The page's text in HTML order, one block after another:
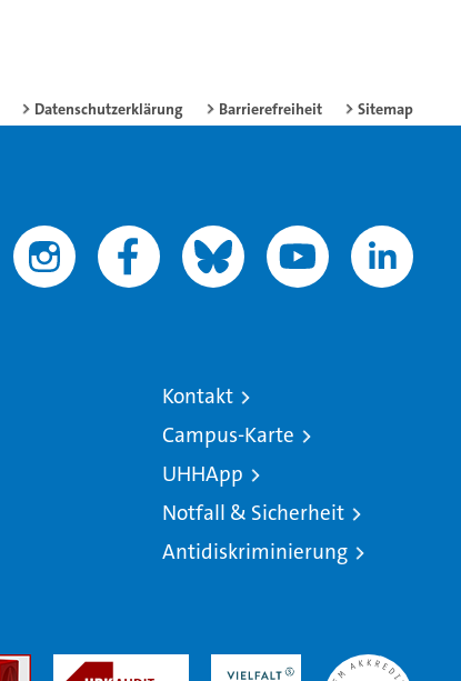
Datenschutzerklärung Barrierefreiheit Sitemap
Kontakt
Campus-Karte
UHHApp
Notfall & Sicherheit
Antidiskriminierung